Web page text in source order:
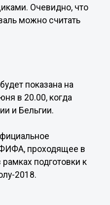
Очевидно, что
можно считать
показана на
в 20.00, когда
и Бельгии.
проходящее в
подготовки к
2018.